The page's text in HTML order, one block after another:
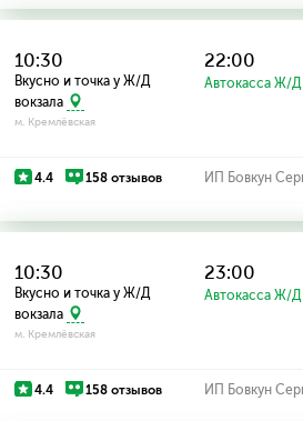
10:30
Вкусно и точка у Ж/Д
вокзала
м. Кремлёвская
22:00
Автокасса Ж/Д
4.4 158 отзывов ИП Бовкун
10:30
Вкусно и точка у Ж/Д
вокзала
м. Кремлёвская
23:00
Автокасса Ж/Д
4.4 158 отзывов ИП Бовкун